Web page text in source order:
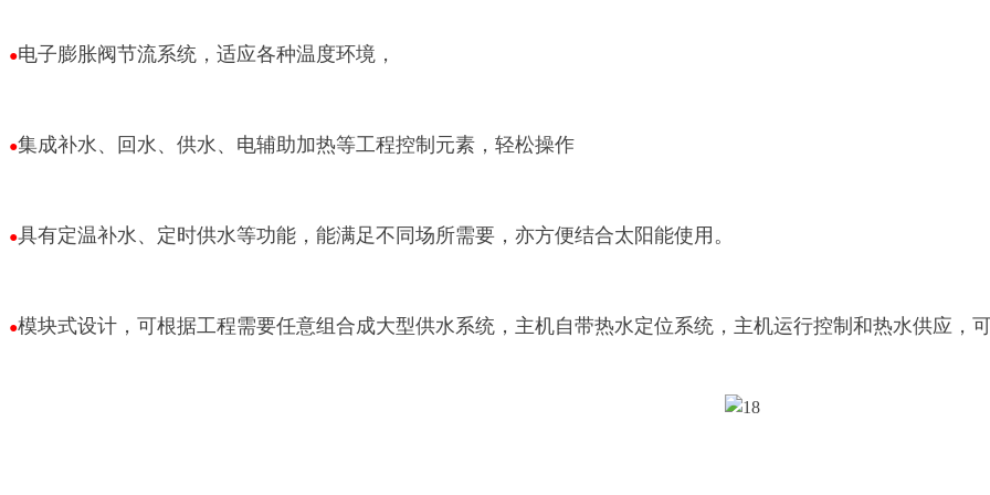
●电子膨胀阀节流系统，适应各种温度环境，
●集成补水、回水、供水、电辅助加热等工程控制元素，轻松操作
●具有定温补水、定时供水等功能，能满足不同场所需要，亦方便结合太阳能使用。
●模块式设计，可根据工程需要任意组合成大型供水系统，主机自带热水定位系统，主机运行控制和热水供应，可